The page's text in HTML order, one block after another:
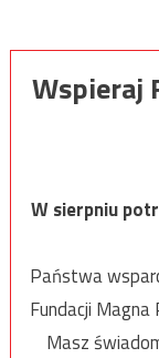
Wspieraj
W sierpniu
Państwa
Fundacji Magna
Masz